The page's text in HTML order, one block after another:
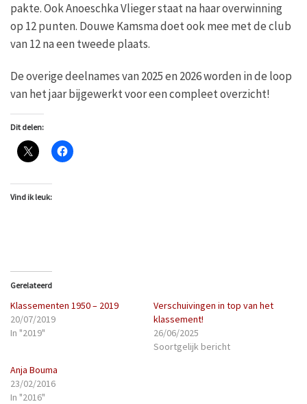
pakte. Ook Anoeschka Vlieger staat na haar overwinning
op 12 punten. Douwe Kamsma doet ook mee met de club
van 12 na een tweede plaats.
De overige deelnames van 2025 en 2026 worden in de loop
van het jaar bijgewerkt voor een compleet overzicht!
Dit delen:
Vind ik leuk:
Gerelateerd
Klassementen 1950 – 2019
20/07/2019
In "2019"
Verschuivingen in top van het
klassement!
26/06/2025
Soortgelijk bericht
Anja Bouma
23/02/2016
In "2016"